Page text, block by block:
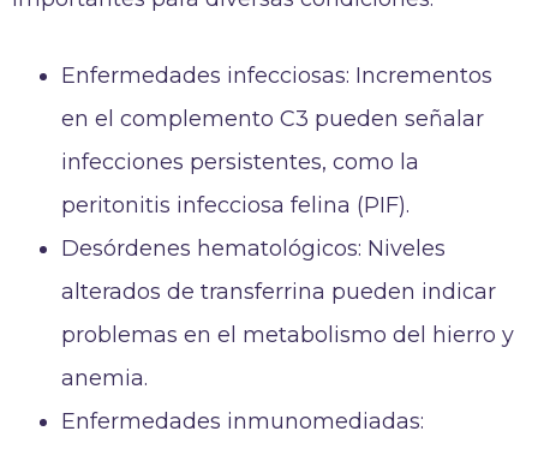
Enfermedades infecciosas: Incrementos
en el complemento C3 pueden señalar
infecciones persistentes, como la
peritonitis infecciosa felina (PIF).
Desórdenes hematológicos: Niveles
alterados de transferrina pueden indicar
problemas en el metabolismo del hierro y
anemia.
Enfermedades inmunomediadas: